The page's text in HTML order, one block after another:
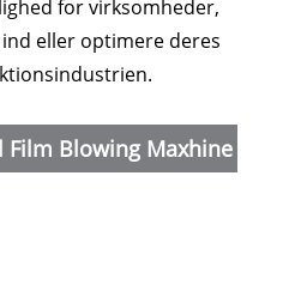
for virksomheder,
eller optimere deres
Film Blowing Maxhine